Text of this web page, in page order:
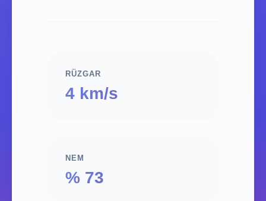
RÜZGAR
4 km/s
NEM
% 73